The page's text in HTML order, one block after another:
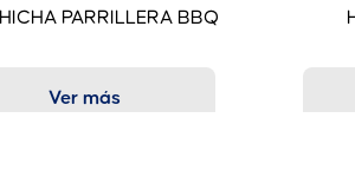
PARRILLERA BBQ
Ver más